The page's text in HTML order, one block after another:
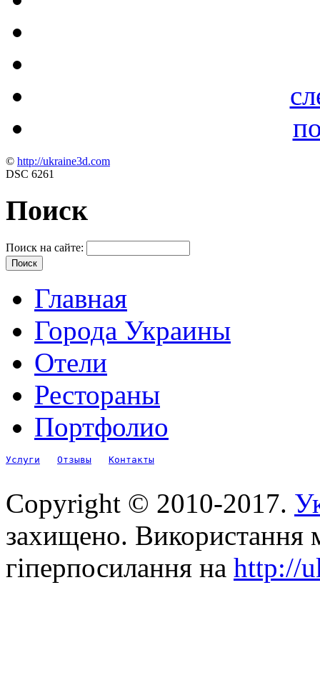
© http://ukraine3d.com
DSC 6261
Поиск
Поиск на сайте:
Главная
Города Украины
Отели
Рестораны
Портфолио
Услуги Отзывы Контакты
Copyright © 2010-2017.
захищено. Використання
гіперпосилання на http://